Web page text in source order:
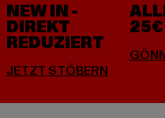
NEW IN -
DIREKT
REDUZIERT
25€